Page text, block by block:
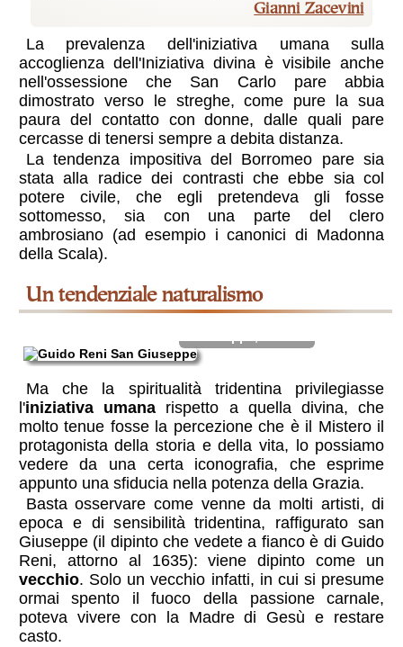
Gianni Zacevini
La prevalenza dell'iniziativa umana sulla
accoglienza dell'Iniziativa divina è visibile anche
nell'ossessione che San Carlo pare abbia
dimostrato verso le streghe, come pure la sua
paura del contatto con donne, dalle quali pare
cercasse di tenersi sempre a debita distanza.
La tendenza impositiva del Borromeo pare sia
stata alla radice dei contrasti che ebbe sia col
potere civile, che egli pretendeva gli fosse
sottomesso, sia con una parte del clero
ambrosiano (ad esempio i canonici di Madonna
della Scala).
un tendenziale naturalismo
Ma che la spiritualità tridentina privilegiasse
l'iniziativa umana rispetto a quella divina, che
molto tenue fosse la percezione che è il Mistero il
protagonista della storia e della vita, lo possiamo
vedere da una certa iconografia, che esprime
appunto una sfiducia nella potenza della Grazia.
Basta osservare come venne da molti artisti, di
epoca e di sensibilità tridentina, raffigurato san
Giuseppe (il dipinto che vedete a fianco è di Guido
Reni, attorno al 1635): viene dipinto come un
vecchio. Solo un vecchio infatti, in cui si presume
ormai spento il fuoco della passione carnale,
poteva vivere con la Madre di Gesù e restare
casto.